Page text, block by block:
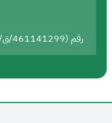
رقم (461141299/ق/1446هـ) وتاريخ (04/09/1446هـ)